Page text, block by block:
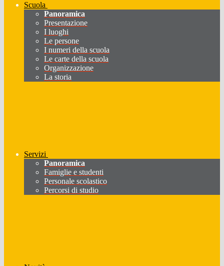
Scuola
Panoramica
Presentazione
I luoghi
Le persone
I numeri della scuola
Le carte della scuola
Organizzazione
La storia
Servizi
Panoramica
Famiglie e studenti
Personale scolastico
Percorsi di studio